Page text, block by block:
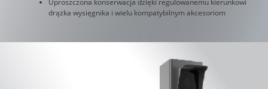
drążka wysięgnika i wielu kompatybilnym akcesoriom